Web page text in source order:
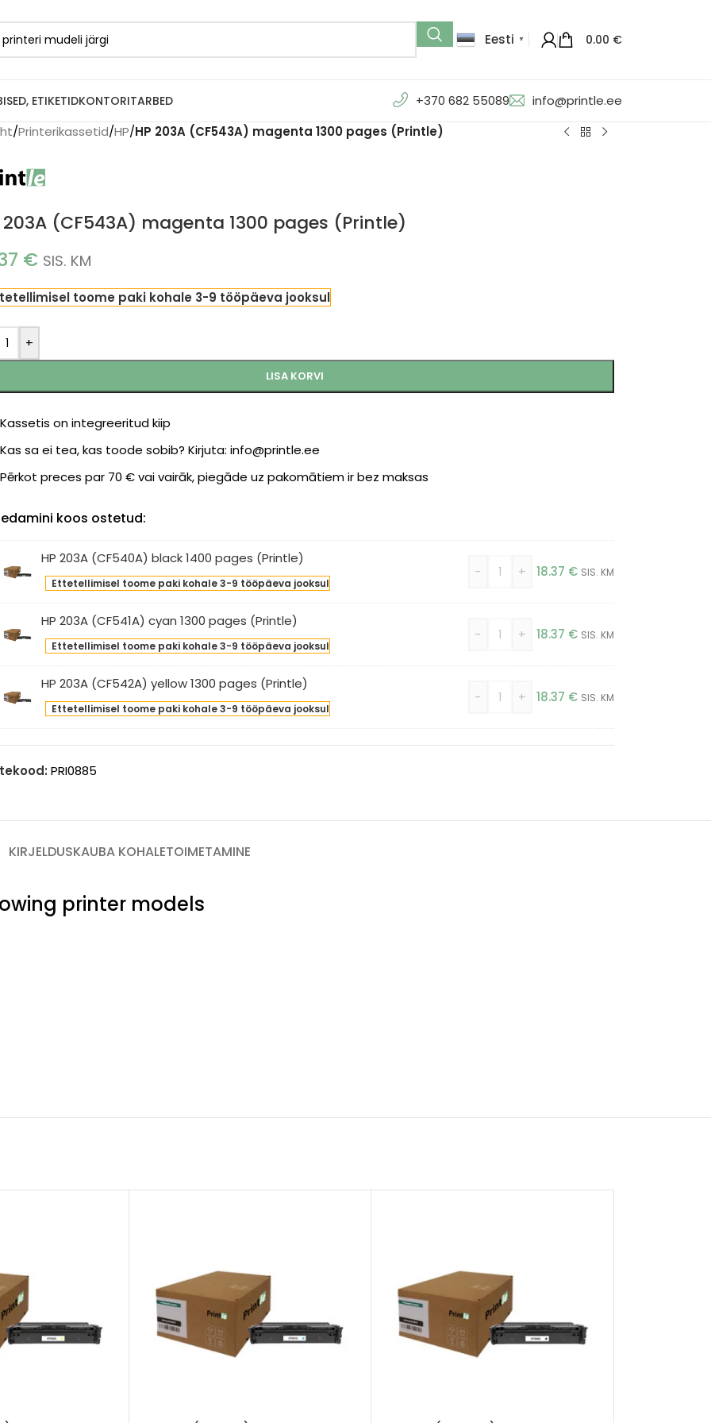
Eesti ▼ 0.00 €
ETIKETIDKONTORITARBED +370 682 55089 info@printle.ee
/Printerikassetid/HP/HP 203A (CF543A) magenta 1300 pages (Printle)
203A (CF543A) magenta 1300 pages (Printle)
€ SIS. KM
toome paki kohale 3-9 tööpäeva jooksul
+
LISA KORVI
Kassetis on integreeritud kiip
Kas sa ei tea, kas toode sobib? Kirjuta: info@printle.ee
Pērkot preces par 70 € vai vairāk, piegāde uz pakomātiem ir bez maksas
koos ostetud:
HP 203A (CF540A) black 1400 pages (Printle)
Ettetellimisel toome paki kohale 3-9 tööpäeva jooksul
- + 18.37 € SIS. KM
HP 203A (CF541A) cyan 1300 pages (Printle)
Ettetellimisel toome paki kohale 3-9 tööpäeva jooksul
- + 18.37 € SIS. KM
HP 203A (CF542A) yellow 1300 pages (Printle)
Ettetellimisel toome paki kohale 3-9 tööpäeva jooksul
- + 18.37 € SIS. KM
PRI0885
KIRJELDUSKAUBA KOHALETOIMETAMINE
printer models